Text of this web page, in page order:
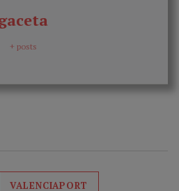
+ posts
VALENCIAPORT